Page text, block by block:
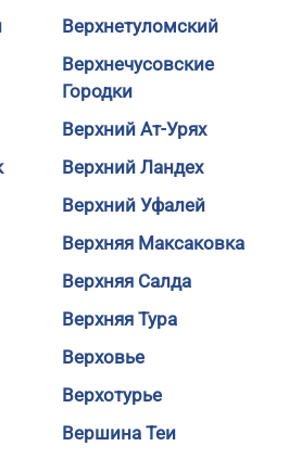
Верхнетуломский
Верхнечусовские
Городки
Верхний Ат-Урях
Верхний Ландех
Верхний Уфалей
Верхняя Максаковка
Верхняя Салда
Верхняя Тура
Верховье
Верхотурье
Вершина Теи